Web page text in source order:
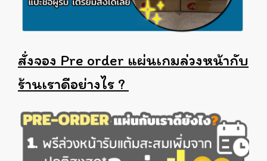
สั่งจอง Pre order แผ่นเกมล่วงหน้ากับ
ร้านเราดีอย่างไร ?